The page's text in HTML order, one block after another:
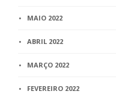
MAIO 2022
ABRIL 2022
MARÇO 2022
FEVEREIRO 2022